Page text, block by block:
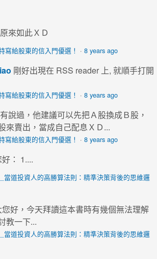
來如此ＸＤ
寫給股東的信入門優選！ · 8 years ago
剛好出現在 RSS reader 上, 就順手打開
寫給股東的信入門優選！ · 8 years ago
說過，他建議可以先把Ａ股換成Ｂ股，
來賣出，當成自己配息ＸＤ...
寫給股東的信入門優選！ · 8 years ago
： 1....
當道投資人的高勝算法則：精準決策背後的思維邏
好，今天拜讀這本書時有幾個無法理解
教一下...
當道投資人的高勝算法則：精準決策背後的思維邏